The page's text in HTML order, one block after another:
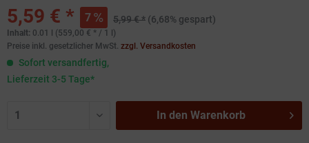
5,59 € * 7 5,99 € * (6,68% gespart)
Inhalt: 0.01 l (559,00 € * / 1 l)
Preise inkl. gesetzlicher MwSt. zzgl. Versandkosten
Sofort versandfertig,
Lieferzeit 3-5 Tage*
In den Warenkorb